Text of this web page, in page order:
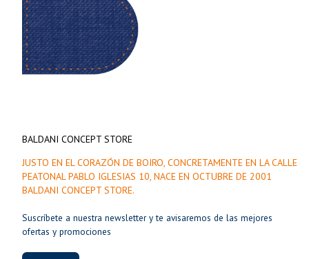
BALDANI CONCEPT STORE
JUSTO EN EL CORAZÓN DE BOIRO, CONCRETAMENTE EN LA CALLE
PEATONAL PABLO IGLESIAS 10, NACE EN OCTUBRE DE 2001
BALDANI CONCEPT STORE.
Suscríbete a nuestra newsletter y te avisaremos de las mejores
ofertas y promociones